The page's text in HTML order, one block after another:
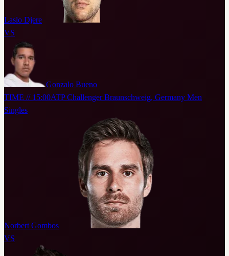
Laslo Djere
VS
Gonzalo Bueno
TIME // 15:00ATP Challenger Braunschweig, Germany Men
Singles
Norbert Gombos
VS